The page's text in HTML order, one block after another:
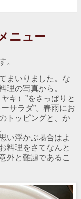
ニュー
。
まいりました。な
理の写真から。
キ）”をさっぱりと
サラダ”。春雨にお
トッピングと、か
い浮かぶ場合はよ
料理をさてなんと
外と難題であるこ